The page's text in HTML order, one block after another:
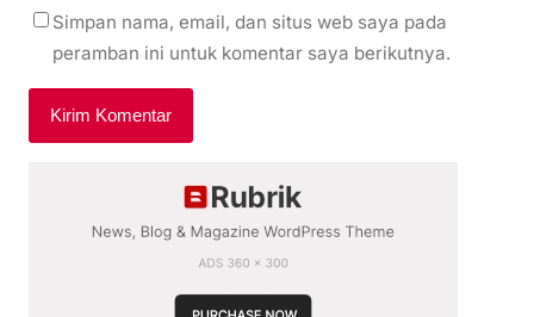
Simpan nama, email, dan situs web saya pada
peramban ini untuk komentar saya berikutnya.